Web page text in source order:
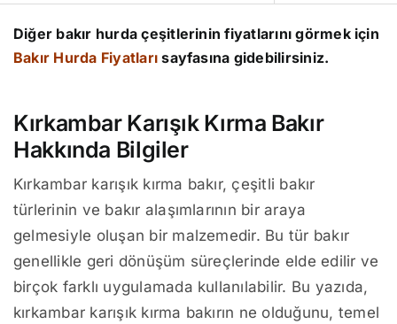
Diğer bakır hurda çeşitlerinin fiyatlarını görmek için
Bakır Hurda Fiyatları sayfasına gidebilirsiniz.
Kırkambar Karışık Kırma Bakır
Hakkında Bilgiler
Kırkambar karışık kırma bakır, çeşitli bakır
türlerinin ve bakır alaşımlarının bir araya
gelmesiyle oluşan bir malzemedir. Bu tür bakır
genellikle geri dönüşüm süreçlerinde elde edilir ve
birçok farklı uygulamada kullanılabilir. Bu yazıda,
kırkambar karışık kırma bakırın ne olduğunu, temel